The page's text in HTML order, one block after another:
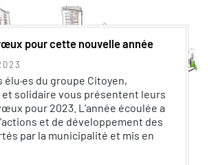
pour cette nouvelle année
élu·es du groupe Citoyen,
solidaire vous présentent leurs
pour 2023. L’année écoulée a
et de développement des
par la municipalité et mis en